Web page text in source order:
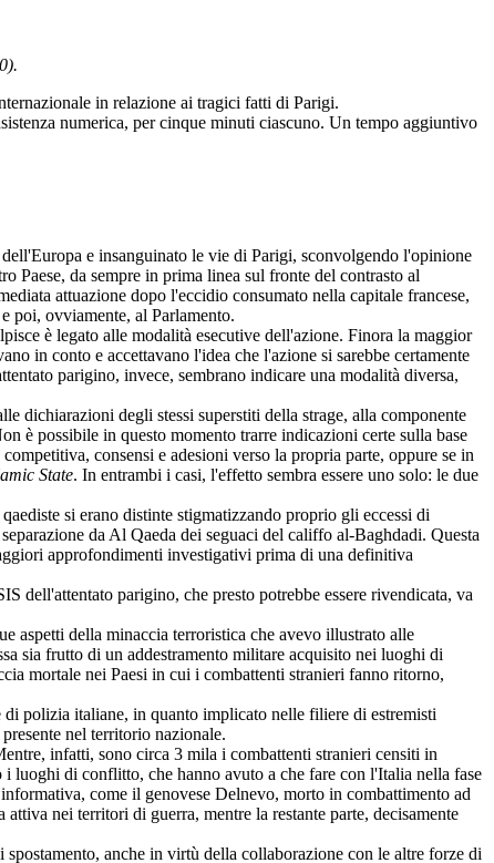
in relazione ai tragici fatti di Parigi.
numerica, per cinque minuti ciascuno. Un tempo aggiuntivo
e insanguinato le vie di Parigi, sconvolgendo l'opinione
Paese, da sempre in prima linea sul fronte del contrasto al
attuazione dopo l'eccidio consumato nella capitale francese,
poi, ovviamente, al Parlamento.
è legato alle modalità esecutive dell'azione. Finora la maggior
in conto e accettavano l'idea che l'azione si sarebbe certamente
parigino, invece, sembrano indicare una modalità diversa,
degli stessi superstiti della strage, alla componente
è possibile in questo momento trarre indicazioni certe sulla base
consensi e adesioni verso la propria parte, oppure se in
State. In entrambi i casi, l'effetto sembra essere uno solo: le due
si erano distinte stigmatizzando proprio gli eccessi di
da Al Qaeda dei seguaci del califfo al-Baghdadi. Questa
approfondimenti investigativi prima di una definitiva
dell'attentato parigino, che presto potrebbe essere rivendicata, va
aspetti della minaccia terroristica che avevo illustrato alle
sia frutto di un addestramento militare acquisito nei luoghi di
mortale nei Paesi in cui i combattenti stranieri fanno ritorno,
polizia italiane, in quanto implicato nelle filiere di estremisti
nel territorio nazionale.
infatti, sono circa 3 mila i combattenti stranieri censiti in
luoghi di conflitto, che hanno avuto a che fare con l'Italia nella fase
come il genovese Delnevo, morto in combattimento ad
nei territori di guerra, mentre la restante parte, decisamente
anche in virtù della collaborazione con le altre forze di